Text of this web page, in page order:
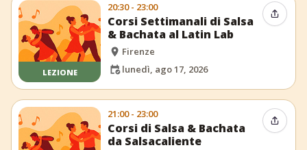
LEZIONE
20:30 - 23:00
Corsi Settimanali di Salsa
& Bachata al Latin Lab
Firenze
lunedì, ago 17, 2026
21:00 - 23:00
Corsi di Salsa & Bachata
da Salsacaliente